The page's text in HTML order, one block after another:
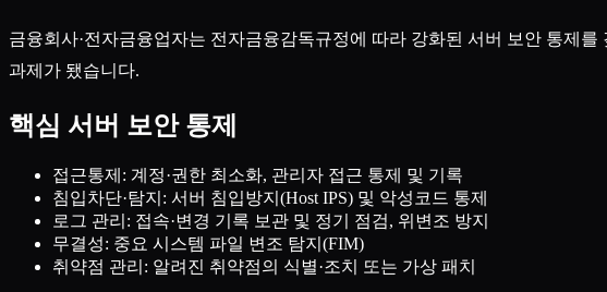
금융회사·전자금융업자는 전자금융감독규정에 따라 강화된 서버 보안 통제
과제가 됐습니다.
핵심 서버 보안 통제
접근통제: 계정·권한 최소화, 관리자 접근 통제 및 기록
침입차단·탐지: 서버 침입방지(Host IPS) 및 악성코드 통제
로그 관리: 접속·변경 기록 보관 및 정기 점검, 위변조 방지
무결성: 중요 시스템 파일 변조 탐지(FIM)
취약점 관리: 알려진 취약점의 식별·조치 또는 가상 패치